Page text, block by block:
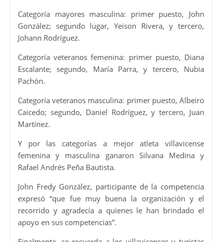
Categoría mayores masculina: primer puesto, John
González; segundo lugar, Yeison Rivera, y tercero,
Johann Rodríguez.
Categoría veteranos femenina: primer puesto, Diana
Escalante; segundo, María Parra, y tercero, Nubia
Pachón.
Categoría veteranos masculina: primer puesto, Albeiro
Caicedo; segundo, Daniel Rodríguez, y tercero, Juan
Martínez.
Y por las categorías a mejor atleta villavicense
femenina y masculina ganaron Silvana Medina y
Rafael Andrés Peña Bautista.
John Fredy González, participante de la competencia
expresó “que fue muy buena la organización y el
recorrido y agradecía a quienes le han brindado el
apoyo en sus competencias”.